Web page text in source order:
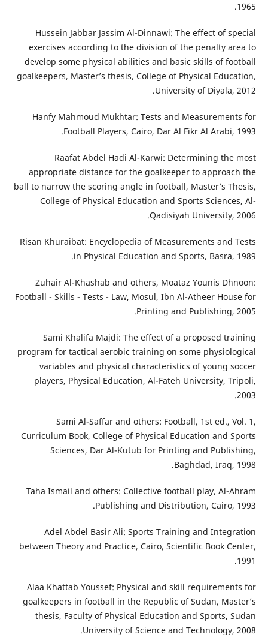
1965.
Hussein Jabbar Jassim Al-Dinnawi: The effect of special
exercises according to the division of the penalty area to
develop some physical abilities and basic skills of football
goalkeepers, Master’s thesis, College of Physical Education,
University of Diyala, 2012.
Hanfy Mahmoud Mukhtar: Tests and Measurements for
Football Players, Cairo, Dar Al Fikr Al Arabi, 1993.
Raafat Abdel Hadi Al-Karwi: Determining the most
appropriate distance for the goalkeeper to approach the
ball to narrow the scoring angle in football, Master’s Thesis,
College of Physical Education and Sports Sciences, Al-
Qadisiyah University, 2006.
Risan Khuraibat: Encyclopedia of Measurements and Tests
in Physical Education and Sports, Basra, 1989.
Zuhair Al-Khashab and others, Moataz Younis Dhnoon:
Football - Skills - Tests - Law, Mosul, Ibn Al-Atheer House for
Printing and Publishing, 2005.
Sami Khalifa Majdi: The effect of a proposed training
program for tactical aerobic training on some physiological
variables and physical characteristics of young soccer
players, Physical Education, Al-Fateh University, Tripoli,
2003.
Sami Al-Saffar and others: Football, 1st ed., Vol. 1,
Curriculum Book, College of Physical Education and Sports
Sciences, Dar Al-Kutub for Printing and Publishing,
Baghdad, Iraq, 1998.
Taha Ismail and others: Collective football play, Al-Ahram
Publishing and Distribution, Cairo, 1993.
Adel Abdel Basir Ali: Sports Training and Integration
between Theory and Practice, Cairo, Scientific Book Center,
1991.
Alaa Khattab Youssef: Physical and skill requirements for
goalkeepers in football in the Republic of Sudan, Master’s
thesis, Faculty of Physical Education and Sports, Sudan
University of Science and Technology, 2008.